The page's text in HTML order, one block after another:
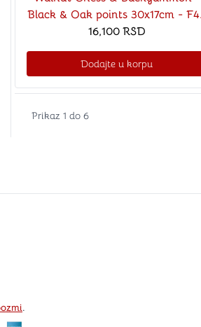
Black & Oak points 30x17cm - F42
CHESSMEN
16,100 RSD
Dodajte u korpu
Prikaz 1 do 6
.